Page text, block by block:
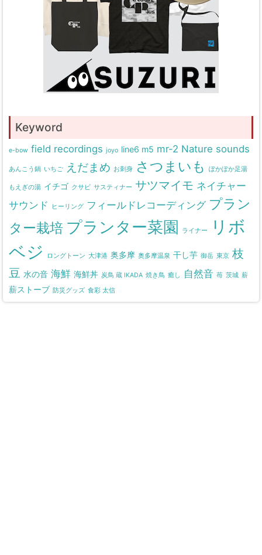
Keyword
e-bow field recordings joyo line6 m5 mr-2 Nature sounds
あんこう鍋 いちご えだまめ お刺身 さつまいも ぽかぽか足湯
もえぎの湯 イチゴ クサビ サスティナー サツマイモ ネイチャー
サウンド
ヒーリング フィールドレコーディング プラン
ター栽培 プランター菜園 ライナー
リボ
ベジ
ロングトーン 大津港 奥多摩 奥多摩温泉 干し芋 御岳 東京 枝
豆 水の音 海鮮 海鮮丼 炭鳥 蔵 IKADA 焼き鳥 癒し 自然音 苺 茨城 薪
薪ストーブ 防災グッズ 食彩 太信